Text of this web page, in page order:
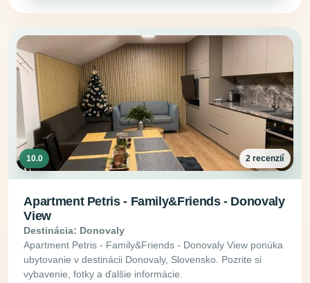
10.0 2 recenzií
Apartment Petris - Family&Friends - Donovaly
View
Destinácia: Donovaly
Apartment Petris - Family&Friends - Donovaly View ponúka
ubytovanie v destinácii Donovaly, Slovensko. Pozrite si
vybavenie, fotky a ďalšie informácie.